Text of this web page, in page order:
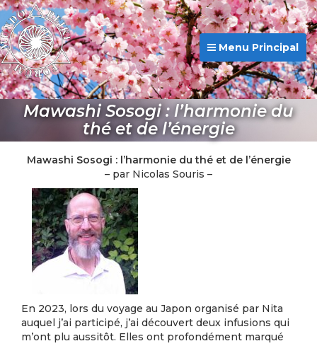
Menu Principal
Mawashi Sosogi : l’harmonie du
thé et de l’énergie
Mawashi Sosogi : l’harmonie du thé et de l’énergie
– par Nicolas Souris –
En 2023, lors du voyage au Japon organisé par Nita
auquel j’ai participé, j’ai découvert deux infusions qui
m’ont plu aussitôt. Elles ont profondément marqué